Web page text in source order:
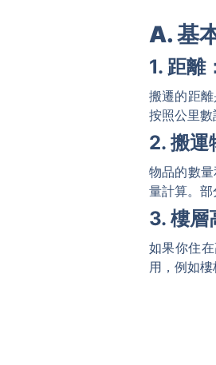
A. 基
1. 距離
搬遷的距
按照公里數
2. 搬運
物品的數
量計算。部
3. 樓層
如果你住
用，例如